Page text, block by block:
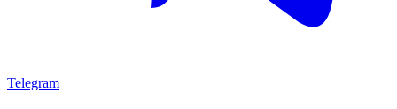
Telegram